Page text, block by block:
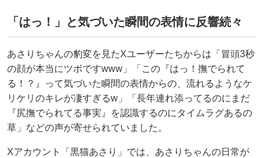
「はっ！」と気づいた瞬間の表情に反響続々
あさりちゃんの豹変を見たXユーザーたちからは「冒頭3秒
の顔が本当にツボですwww」「この『はっ！撫でられて
る！？』って気づいた瞬間の表情からの、流れるようなケ
リケリのキレが凄すぎるw」「長年連れ添ってるのにまだ
『尻撫でられてる事実』を認識するのにタイムラグあるの
草」などの声が寄せられていました。
Xアカウント「黒猫あさり」では、あさりちゃんの日常が